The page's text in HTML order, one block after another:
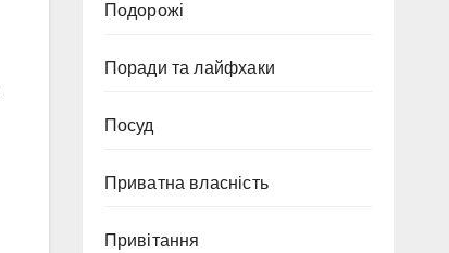
Подорожі
Поради та лайфхаки
Посуд
Приватна власність
Привітання